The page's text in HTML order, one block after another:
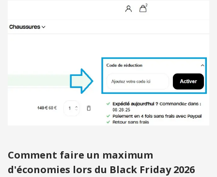
Comment faire un maximum
d'économies lors du Black Friday 2026